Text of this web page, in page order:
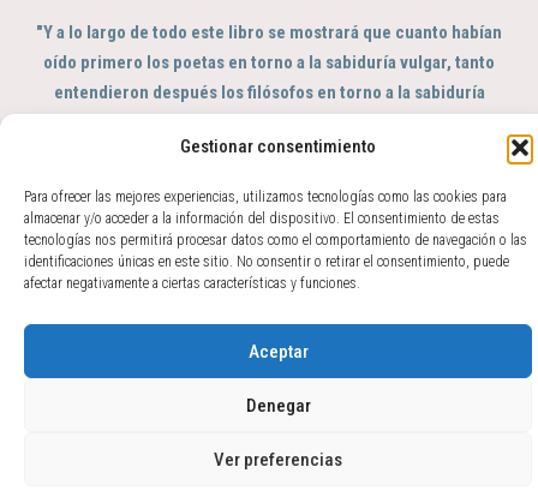
Gestionar consentimiento
Para ofrecer las mejores experiencias, utilizamos tecnologías como las cookies para
almacenar y/o acceder a la información del dispositivo. El consentimiento de estas
tecnologías nos permitirá procesar datos como el comportamiento de navegación o las
identificaciones únicas en este sitio. No consentir o retirar el consentimiento, puede
afectar negativamente a ciertas características y funciones.
Aceptar
Denegar
Ver preferencias
"Y a lo largo de todo este libro se mostrará que cuanto habían
oído primero los poetas en torno a la sabiduría vulgar, tanto
entendieron después los filósofos en torno a la sabiduría
el sentido y éstos el intelecto del género humano"
© 2017 - 2026 Amparo Zacarés -
info@amparozacares.com
Cookies Privacidad